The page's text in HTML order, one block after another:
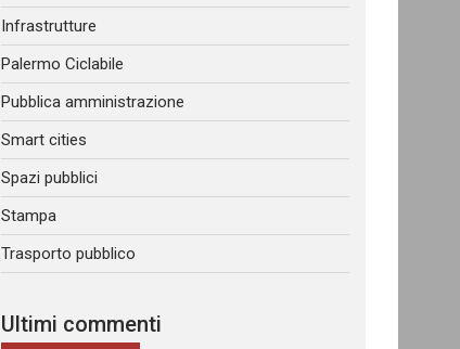
Infrastrutture
Palermo Ciclabile
Pubblica amministrazione
Smart cities
Spazi pubblici
Stampa
Trasporto pubblico
Ultimi commenti